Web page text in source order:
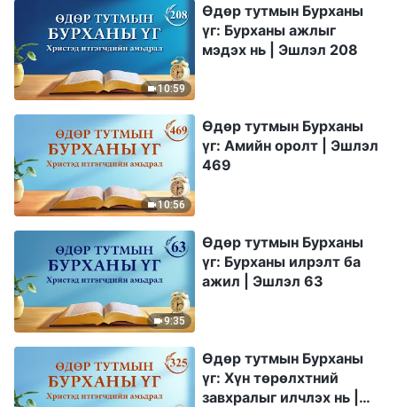
10:59
Өдөр тутмын Бурханы
үг: Бурханы ажлыг
мэдэх нь | Эшлэл 208
10:56
Өдөр тутмын Бурханы
үг: Амийн оролт | Эшлэл
469
9:35
Өдөр тутмын Бурханы
үг: Бурханы илрэлт ба
ажил | Эшлэл 63
Өдөр тутмын Бурханы
үг: Хүн төрөлхтний
завхралыг илчлэх нь |